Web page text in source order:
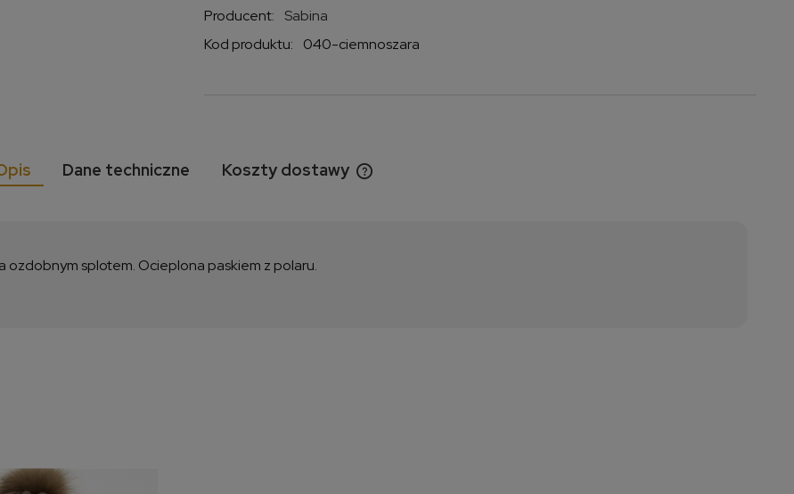
Producent:
Sabina
Kod produktu:
040-ciemnoszara
Dane techniczne Koszty dostawy
splotem. Ocieplona paskiem z polaru.